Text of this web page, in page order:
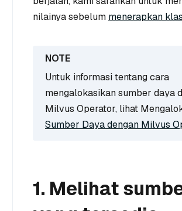
nilainya sebelum menerapkan
Untuk informasi tentang cara
mengalokasikan sumber daya
Milvus Operator, lihat
Sumber Daya dengan Milvus
1. Melihat